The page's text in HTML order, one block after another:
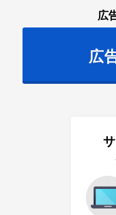
広
広